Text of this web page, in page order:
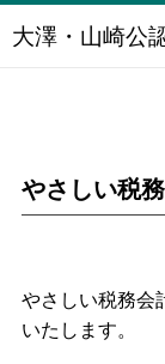
大澤・山崎公
やさしい税
やさしい税務会
いたします。